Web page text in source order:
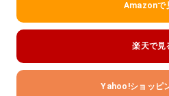
Amazonで
楽天で見
Yahoo!ショッピ